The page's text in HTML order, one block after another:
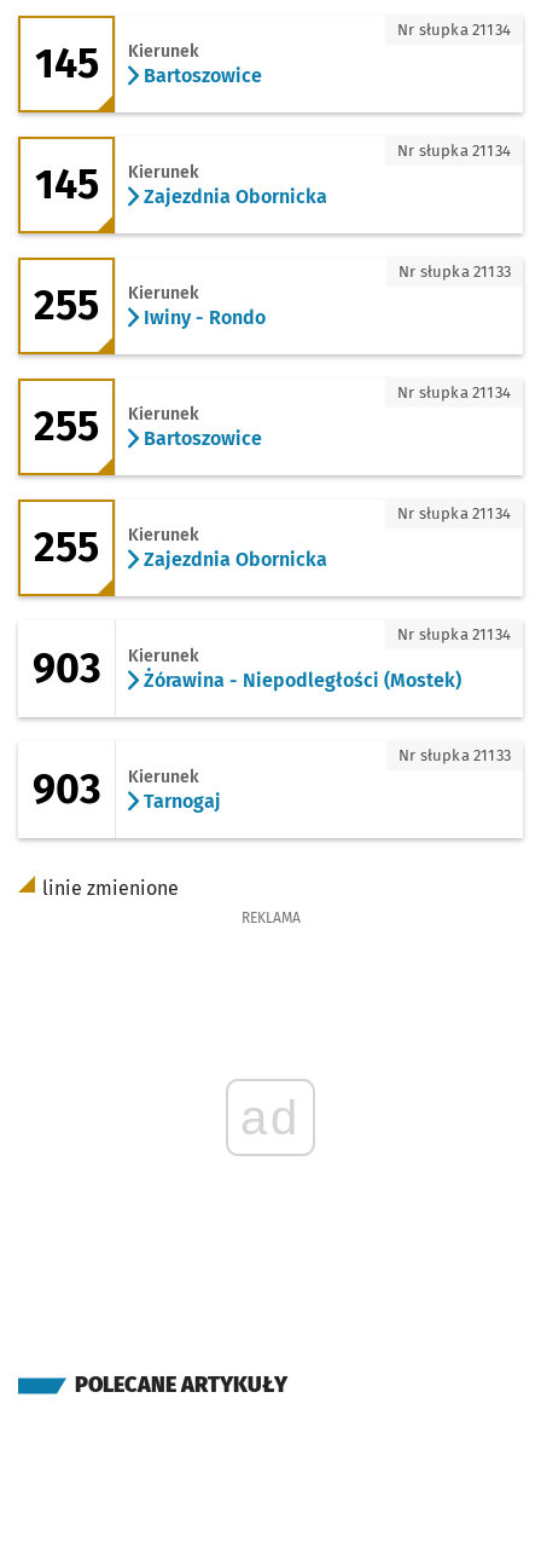
145 - kierunek Bartoszowice
145 Kierunek
Bartoszowice
Nr słupka 21134
145 - kierunek Zajezdnia Obornicka
145 Kierunek
Zajezdnia Obornicka
Nr słupka 21134
255 - kierunek Iwiny - Rondo
255 Kierunek
Iwiny - Rondo
Nr słupka 21133
255 - kierunek Bartoszowice
255 Kierunek
Bartoszowice
Nr słupka 21134
255 - kierunek Zajezdnia Obornicka
255 Kierunek
Zajezdnia Obornicka
Nr słupka 21134
903 - kierunek Żórawina -
903 Kierunek
Żórawina - Niepodległości (Mostek)
Nr słupka 21134
903 Kierunek
Tarnogaj
Nr słupka 21133
linie zmienione
REKLAMA
ad
POLECANE ARTYKUŁY